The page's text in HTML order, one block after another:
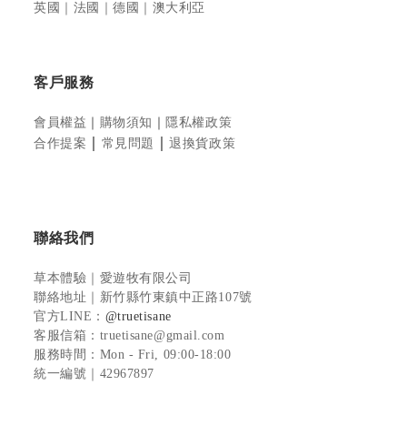
不同部位長痘痘，其實背後
英國｜法國｜德國｜澳大利亞
客戶服務
會員權益 購物須知 隱私權政策
合作提案 常見問題 ｜退換貨政策
聯絡我們
草本體驗｜愛遊牧有限公司
聯絡地址 ｜新竹縣竹東鎮中正路107號
官方LINE ： @truetisane
客服信箱：truetisane@gmail.com
服務時間：Mon - Fri, 09:00-18:00
統一編號｜42967897